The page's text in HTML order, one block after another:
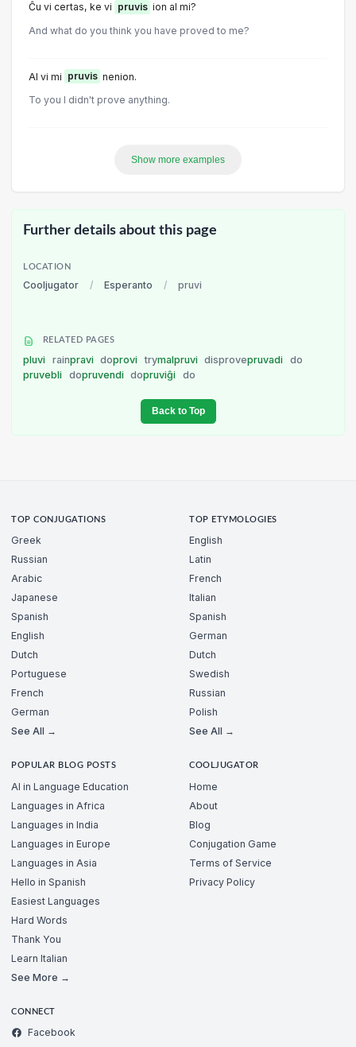
Ĉu vi certas, ke vi pruvis ion al mi?
And what do you think you have proved to me?
Al vi mi pruvis nenion.
To you I didn't prove anything.
Show more examples
Further details about this page
LOCATION
Cooljugator / Esperanto / pruvi
RELATED PAGES
pluvi rainpravi doprovi trymalpruvi disprovepruvadi
do
pruvebli
dopruvendi dopruviĝi do
Back to Top
TOP CONJUGATIONS
Greek
Russian
Arabic
Japanese
Spanish
English
Dutch
Portuguese
French
German
See All →
TOP ETYMOLOGIES
English
Latin
French
Italian
Spanish
German
Dutch
Swedish
Russian
Polish
See All →
POPULAR BLOG POSTS
AI in Language Education
Languages in Africa
Languages in India
Languages in Europe
Languages in Asia
Hello in Spanish
Easiest Languages
Hard Words
Thank You
Learn Italian
See More →
COOLJUGATOR
Home
About
Blog
Conjugation Game
Terms of Service
Privacy Policy
CONNECT
Facebook